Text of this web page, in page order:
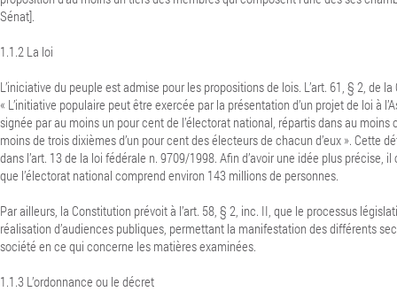
Sénat].
1.1.2 La loi
L’iniciative du peuple est admise pour les propositions de lois. L’art. 61, § 2, de
« L’initiative populaire peut être exercée par la présentation d’un projet de loi à
signée par au moins un pour cent de l’électorat national, répartis dans au moins
moins de trois dixièmes d’un pour cent des électeurs de chacun d’eux ». Cette
dans l’art. 13 de la loi fédérale n. 9709/1998. Afin d’avoir une idée plus précise,
que l’électorat national comprend environ 143 millions de personnes.
Par ailleurs, la Constitution prévoit à l’art. 58, § 2, inc. II, que le processus
réalisation d’audiences publiques, permettant la manifestation des différents
société en ce qui concerne les matières examinées.
1.1.3 L’ordonnance ou le décret